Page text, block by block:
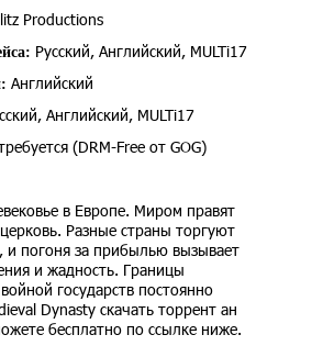
Productions
Русский, Английский, MULTi17
Английский
Английский, MULTi17
(DRM-Free от GOG)
в Европе. Миром правят
Разные страны торгуют
и погоня за прибылью вызывает
и жадность. Границы
государств постоянно
Dynasty скачать торрент ан
бесплатно по ссылке ниже.